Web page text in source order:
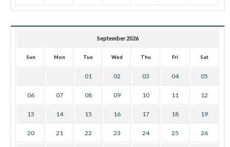
September 2026
Sun Mon Tue Wed Thu Fri Sat
01 02 03 04 05
06 07 08 09 10 11 12
13 14 15 16 17 18 19
20 21 22 23 24 25 26